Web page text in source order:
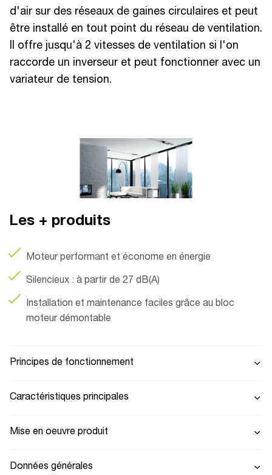
d'air sur des réseaux de gaines circulaires et peut
être installé en tout point du réseau de ventilation.
Il offre jusqu'à 2 vitesses de ventilation si l'on
raccorde un inverseur et peut fonctionner avec un
variateur de tension.
Les + produits
Moteur performant et économe en énergie
Silencieux : à partir de 27 dB(A)
Installation et maintenance faciles grâce au bloc
moteur démontable
Principes de fonctionnement
Caractéristiques principales
Mise en oeuvre produit
Données générales